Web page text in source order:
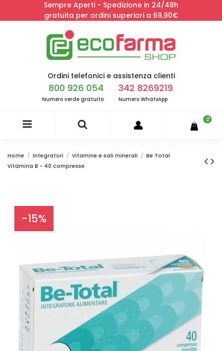
Sempre Aperti - Spedizione in 24/48h
gratuita per ordini superiori a 69,90€
Ordini telefonici e assistenza clienti
800 926 054
Numero verde gratuito
342 8269219
Numero WhatsApp
0
Home Integratori Vitamine e sali minerali
Be Total
Vitamina B - 40 compresse
-15%